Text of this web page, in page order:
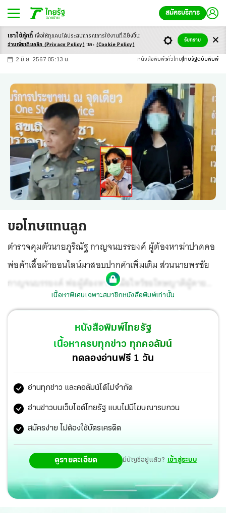
สมัครบริการ
-ก ก ก+
2 มิ.ย. 2567 05:13 น. หนังสือพิมพ์ ทั่วไทย ไทยรัฐฉบับพิมพ์
ขอโทษแทนลูก
ตำรวจคุมตัวนายภูริณัฐ กาญจนบรรยงค์ ผู้ต้องหาฆ่าปาดคอ
พ่อค้าเสื้อผ้าออนไลน์มาสอบปากคำเพิ่มเติม ส่วนนายพรชัย
กาญจนบรรยงค์ พ่อผู้ต้องหา ยกมือไหว้ขอโทษญาติผู้ตาย
และสังคมแทนลูกชาย.เนื้อหาพิเศษเฉพาะสมาชิกหนังสือพิมพ์เท่านั้น
หนังสือพิมพ์ไทยรัฐ
เนื้อหาครบทุกข่าว ทุกคอลัมน์
ทดลองอ่านฟรี 1 วัน
อ่านทุกข่าว และคอลัมน์ได้ไม่จำกัด
อ่านข่าวบนเว็บไซต์ไทยรัฐ แบบไม่มีโฆษณารบกวน
สมัครง่าย ไม่ต้องใช้บัตรเครดิต
ดูรายละเอียด มีบัญชีอยู่แล้ว? เข้าสู่ระบบ
เราใช้คุ้กกี้ เพื่อให้ทุกคนได้ประสบการณ์การใช้งานที่ดียิ่งขึ้น
อ่านเพิ่มเติมคลิก (Privacy Policy) และ (Cookie Policy)
รับทราบ